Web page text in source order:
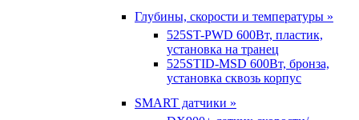
Глубины, скорости и температуры »
525ST-PWD 600Вт, пластик,
установка на транец
525STID-MSD 600Вт, бронза,
установка сквозь корпус
SMART датчики »